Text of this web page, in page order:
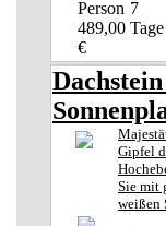
489,00
€
7
Tage
Gipfel
Sie mit
weißen